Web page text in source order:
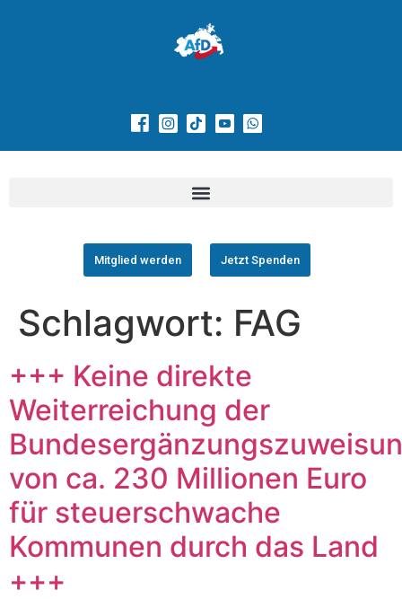
Mitglied werden Jetzt Spenden
Schlagwort: FAG
+++ Keine direkte
Weiterreichung der
von ca. 230 Millionen Euro
für steuerschwache
Kommunen durch das Land
+++